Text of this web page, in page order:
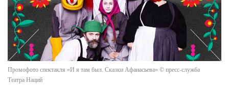
Промофото спектакля «И я там был. Сказки Афанасьева» © пресс-служба
Театра Наций